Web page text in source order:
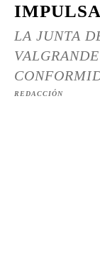
LA JUNTA
REDACCIÓN